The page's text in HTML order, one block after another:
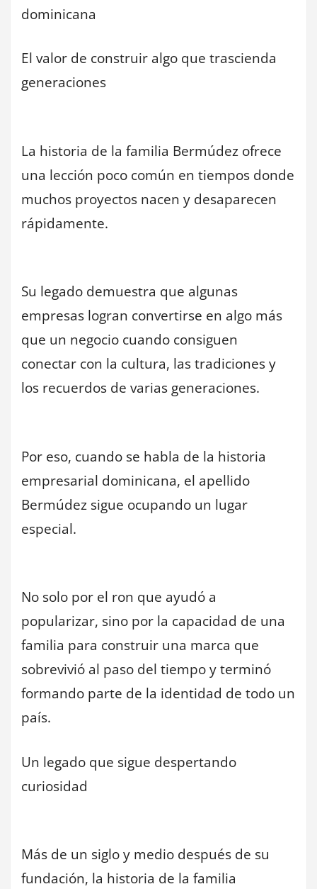
dominicana
El valor de construir algo que trascienda
generaciones
La historia de la familia Bermúdez ofrece
una lección poco común en tiempos donde
muchos proyectos nacen y desaparecen
rápidamente.
Su legado demuestra que algunas
empresas logran convertirse en algo más
que un negocio cuando consiguen
conectar con la cultura, las tradiciones y
los recuerdos de varias generaciones.
Por eso, cuando se habla de la historia
empresarial dominicana, el apellido
Bermúdez sigue ocupando un lugar
especial.
No solo por el ron que ayudó a
popularizar, sino por la capacidad de una
familia para construir una marca que
sobrevivió al paso del tiempo y terminó
formando parte de la identidad de todo un
país.
Un legado que sigue despertando
curiosidad
Más de un siglo y medio después de su
fundación, la historia de la familia